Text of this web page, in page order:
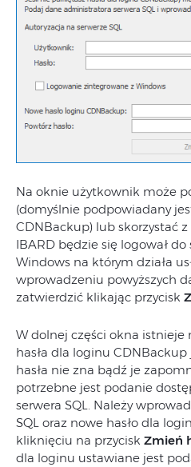
Na oknie użytkownik może
(domyślnie podpowiadany
CDNBackup) lub skorzystać
IBARD będzie się logował
Windows na którym działa
wprowadzeniu powyższych
zatwierdzić klikając przycisk
W dolnej części okna istnieje
hasła dla loginu
hasła nie zna bądź je
potrzebne jest podanie
serwera SQL. Należy
SQL oraz nowe hasło dla
kliknięciu na przycisk Zmień
dla loginu ustawiane jest